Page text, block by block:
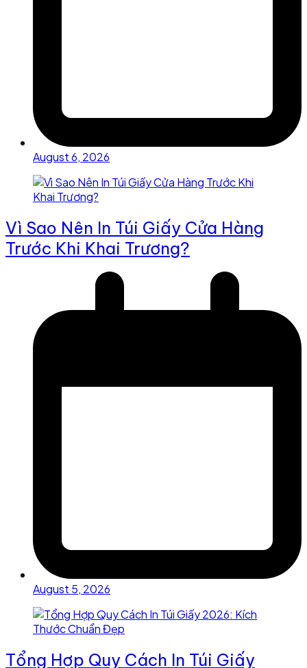
August 6, 2026
Vì Sao Nên In Túi Giấy Cửa Hàng
Trước Khi Khai Trương?
August 5, 2026
Tổng Hợp Quy Cách In Túi Giấy